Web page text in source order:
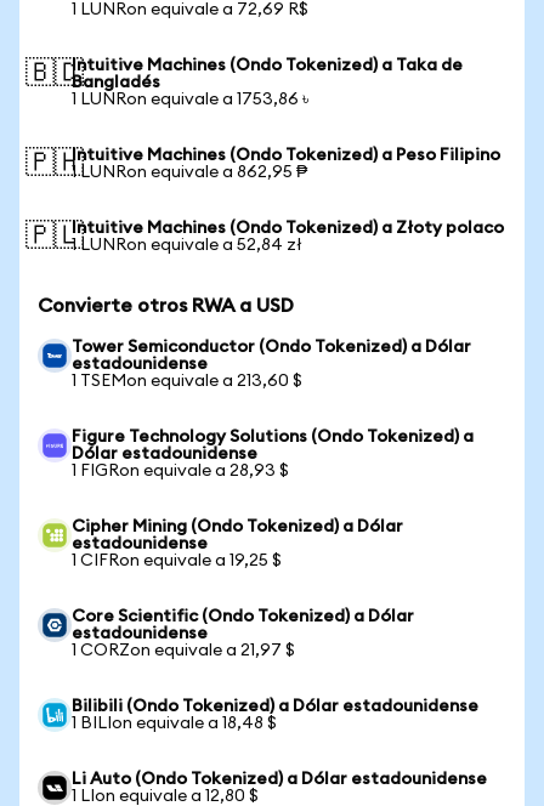
1 LUNRon equivale a 72,69 R$
🇧🇩Intuitive Machines (Ondo Tokenized) a Taka de
Bangladés
1 LUNRon equivale a 1753,86 ৳
🇵🇭Intuitive Machines (Ondo Tokenized) a Peso Filipino
1 LUNRon equivale a 862,95 ₱
🇵🇱Intuitive Machines (Ondo Tokenized) a Złoty polaco
1 LUNRon equivale a 52,84 zł
Convierte otros RWA a USD
Tower Semiconductor (Ondo Tokenized) a Dólar
estadounidense
1 TSEMon equivale a 213,60 $
Figure Technology Solutions (Ondo Tokenized) a
Dólar estadounidense
1 FIGRon equivale a 28,93 $
Cipher Mining (Ondo Tokenized) a Dólar
estadounidense
1 CIFRon equivale a 19,25 $
Core Scientific (Ondo Tokenized) a Dólar
estadounidense
1 CORZon equivale a 21,97 $
Bilibili (Ondo Tokenized) a Dólar estadounidense
1 BILIon equivale a 18,48 $
Li Auto (Ondo Tokenized) a Dólar estadounidense
1 LIon equivale a 12,80 $